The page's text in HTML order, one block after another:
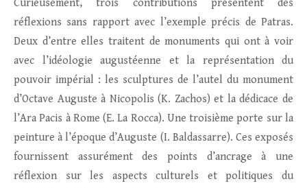
Curieusement, trois contributions présentent des
réflexions sans rapport avec l’exemple précis de Patras.
Deux d’entre elles traitent de monuments qui ont à voir
avec l’idéologie augustéenne et la représentation du
pouvoir impérial : les sculptures de l’autel du monument
d’Octave Auguste à Nicopolis (K. Zachos) et la dédicace de
l’Ara Pacis à Rome (E. La Rocca). Une troisième porte sur la
peinture à l’époque d’Auguste (I. Baldassarre). Ces exposés
fournissent assurément des points d’ancrage à une
réflexion sur les aspects culturels et politiques du